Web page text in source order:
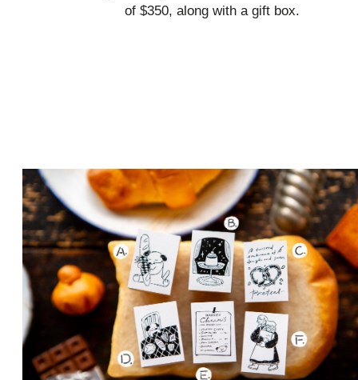
of $350, along with a gift box.